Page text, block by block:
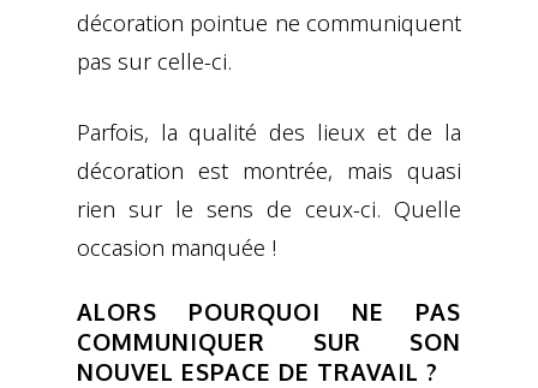
décoration pointue ne communiquent
pas sur celle-ci.
Parfois, la qualité des lieux et de la
décoration est montrée, mais quasi
rien sur le sens de ceux-ci. Quelle
occasion manquée !
ALORS POURQUOI NE PAS
COMMUNIQUER SUR SON
NOUVEL ESPACE DE TRAVAIL ?